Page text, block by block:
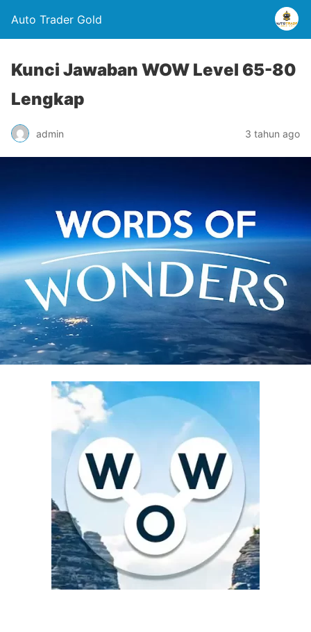
Auto Trader Gold
Kunci Jawaban WOW Level 65-80
Lengkap
admin 3 tahun ago